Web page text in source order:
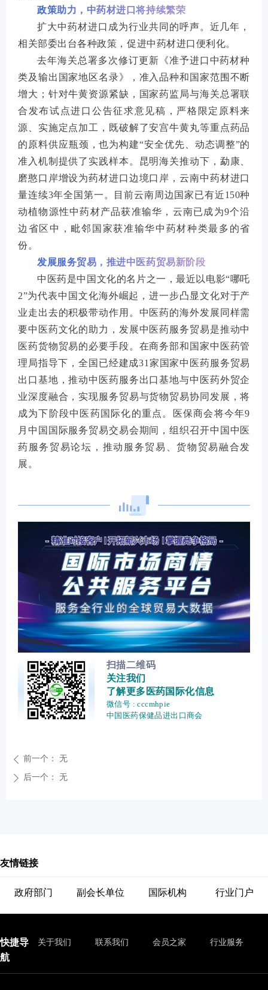
政策助力，中药材进口将持续繁荣
扩大中药材进口成为行业共同的呼声。近几年，
相关部委出台各种政策，促进中药材进口便利化。
去年海关总署多次修订更新《准予进口中药材种
类及输出国家地区名录》，准入品种和国家范围不断
增大；针对牛黄资源紧缺，国家药监局与海关总署联
合发布试点进口公告征求意见稿，严格限定原料来
源、实施定点加工，既破解了安宫牛黄丸等重点药品
的原料供应瓶颈，也为构建“安全优先、动态调整”的
准入机制提供了实践样本。昆明海关推动下，勐康、
磨憨口岸增设为药材进口边境口岸，云南中药材进口
量连续3年全国第一。目前云南周边国家已有近150种
动植物源性中药材产品获准输华，云南已成为9个沿
边省区中，毗邻国家获准输华中药材种类最多的省
份。
发展服务贸易，推进中医药贸易新阶段
中医药是中国文化的名片之一，最近以电影“哪吒
2”为代表中国文化海外崛起，进一步凸显文化对于产
业走出去的积极带动作用。中医药的海外发展同样需
要中医药文化的助力，发展中医药服务贸易是推动中
医药货物贸易的必要手段。在商务部和国家中医药管
理局指导下，全国已经建成31家国家中医药服务贸易
出口基地，推动中医药服务出口基地与中医药外贸企
业深度融合，实现服务贸易与货物贸易协同发展，将
成为下阶段中医药国际化的重点。医保商会将今年9
月中国国际服务贸易交易会期间，组织召开中国中医
药服务贸易论坛，推动服务贸易、货物贸易融合发
展。
扫描二维码
关注我们
了解更多医药国际化信息
微信号 : cccmhpie
中国医药保健品进出口商会
ꄴ 前一个： 无
ꄲ 后一个： 无
快捷导
航
关于我们 联系我们 会员之家 行业服务
友情链接
政府部门 副会长单位 国际机构 行业门户